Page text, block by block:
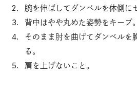
腕を伸ばしてダンベルを体側に
背中はやや丸めた姿勢をキープ。
そのまま肘を曲げてダンベルを
る。
肩を上げないこと。